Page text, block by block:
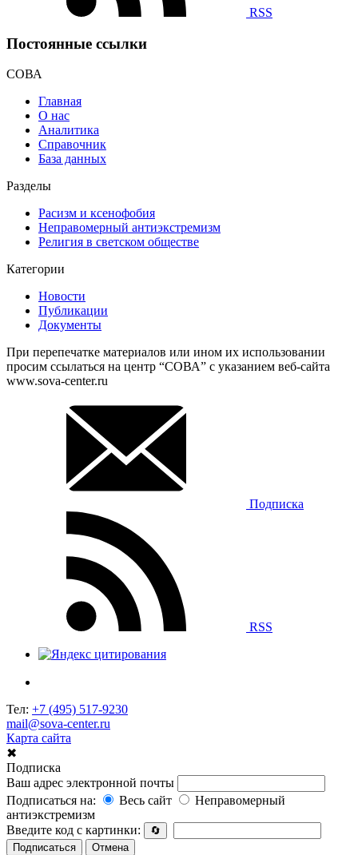
RSS
Постоянные ссылки
СОВА
Главная
О нас
Аналитика
Справочник
База данных
Разделы
Расизм и ксенофобия
Неправомерный антиэкстремизм
Религия в светском обществе
Категории
Новости
Публикации
Документы
При перепечатке материалов или ином их использовании
просим ссылаться на центр “СОВА” с указанием веб-сайта
www.sova-center.ru
Подписка
RSS
Тел: +7 (495) 517-9230
mail@sova-center.ru
Карта сайта
✖
Подписка
Ваш адрес электронной почты
Подписаться на:
Весь сайт
Неправомерный
антиэкстремизм
Введите код с картинки:
🔄
Подписаться
Отмена